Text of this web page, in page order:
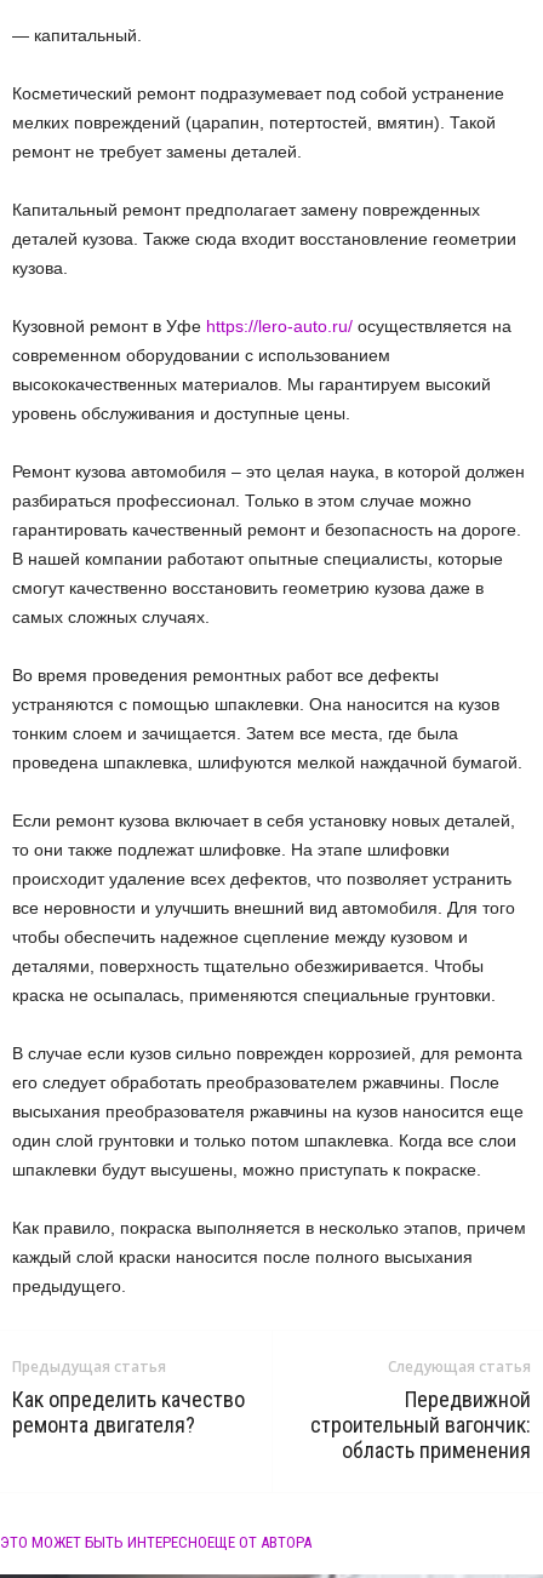
— капитальный.
Косметический ремонт подразумевает под собой устранение
мелких повреждений (царапин, потертостей, вмятин). Такой
ремонт не требует замены деталей.
Капитальный ремонт предполагает замену поврежденных
деталей кузова. Также сюда входит восстановление геометрии
кузова.
Кузовной ремонт в Уфе https://lero-auto.ru/ осуществляется на
современном оборудовании с использованием
высококачественных материалов. Мы гарантируем высокий
уровень обслуживания и доступные цены.
Ремонт кузова автомобиля – это целая наука, в которой должен
разбираться профессионал. Только в этом случае можно
гарантировать качественный ремонт и безопасность на дороге.
В нашей компании работают опытные специалисты, которые
смогут качественно восстановить геометрию кузова даже в
самых сложных случаях.
Во время проведения ремонтных работ все дефекты
устраняются с помощью шпаклевки. Она наносится на кузов
тонким слоем и зачищается. Затем все места, где была
проведена шпаклевка, шлифуются мелкой наждачной бумагой.
Если ремонт кузова включает в себя установку новых деталей,
то они также подлежат шлифовке. На этапе шлифовки
происходит удаление всех дефектов, что позволяет устранить
все неровности и улучшить внешний вид автомобиля. Для того
чтобы обеспечить надежное сцепление между кузовом и
деталями, поверхность тщательно обезжиривается. Чтобы
краска не осыпалась, применяются специальные грунтовки.
В случае если кузов сильно поврежден коррозией, для ремонта
его следует обработать преобразователем ржавчины. После
высыхания преобразователя ржавчины на кузов наносится еще
один слой грунтовки и только потом шпаклевка. Когда все слои
шпаклевки будут высушены, можно приступать к покраске.
Как правило, покраска выполняется в несколько этапов, причем
каждый слой краски наносится после полного высыхания
предыдущего.
Предыдущая статья
Как определить качество
ремонта двигателя?
Следующая статья
Передвижной
строительный вагончик:
область применения
ЭТО МОЖЕТ БЫТЬ ИНТЕРЕСНОЕЩЕ ОТ АВТОРА